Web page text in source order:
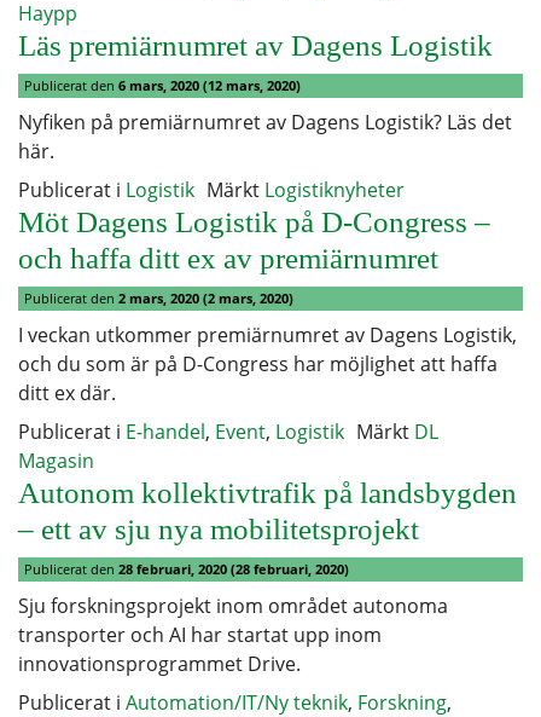
Haypp
Läs premiärnumret av Dagens Logistik
Publicerat den 6 mars, 2020 (12 mars, 2020)
Nyfiken på premiärnumret av Dagens Logistik? Läs det
här.
Publicerat i Logistik Märkt Logistiknyheter
Möt Dagens Logistik på D-Congress –
och haffa ditt ex av premiärnumret
Publicerat den 2 mars, 2020 (2 mars, 2020)
I veckan utkommer premiärnumret av Dagens Logistik,
och du som är på D-Congress har möjlighet att haffa
ditt ex där.
Publicerat i E-handel, Event, Logistik Märkt DL
Magasin
Autonom kollektivtrafik på landsbygden
– ett av sju nya mobilitetsprojekt
Publicerat den 28 februari, 2020 (28 februari, 2020)
Sju forskningsprojekt inom området autonoma
transporter och AI har startat upp inom
innovationsprogrammet Drive.
Publicerat i Automation/IT/Ny teknik, Forskning,